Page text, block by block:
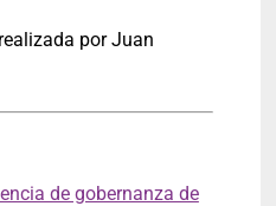
por Juan
de gobernanza de